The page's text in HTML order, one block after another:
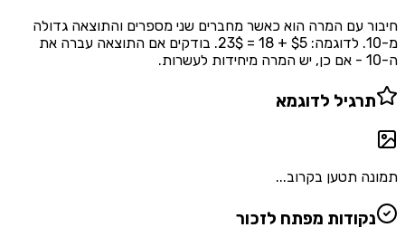
חיבור עם המרה הוא כאשר מחברים שני מספרים והתוצאה גדולה
מ-10. לדוגמה: $5 + 18 = 23$. בודקים אם התוצאה עברה את
ה-10 - אם כן, יש המרה מיחידות לעשרות.
תרגיל לדוגמא
תמונה תטען בקרוב...
נקודות מפתח לזכור